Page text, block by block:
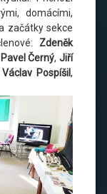
domácími,
začátky sekce
Zdeněk
Pavel Černý,Jiří
Václav Pospíšil,